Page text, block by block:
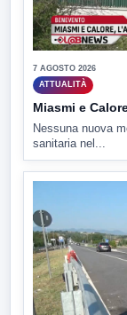
7 AGOSTO 2026
ATTUALITÀ
Miasmi e
Nessuna nuova
sanitaria nel...